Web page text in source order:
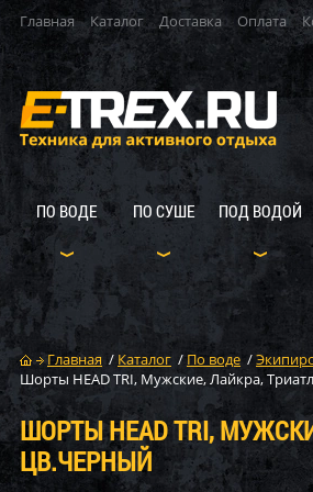
Главная Каталог Доставка Оплата
ПО ВОДЕ ПО СУШЕ ПОД ВОДОЙ
Главная / Каталог / По воде /
Шорты HEAD TRI, Мужские, Лайкра,
ШОРТЫ HEAD TRI,
ЦВ.ЧЕРНЫЙ